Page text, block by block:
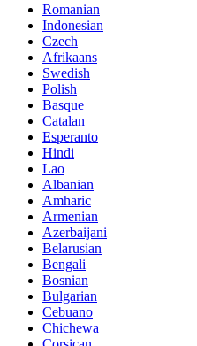
Romanian
Indonesian
Czech
Afrikaans
Swedish
Polish
Basque
Catalan
Esperanto
Hindi
Lao
Albanian
Amharic
Armenian
Azerbaijani
Belarusian
Bengali
Bosnian
Bulgarian
Cebuano
Chichewa